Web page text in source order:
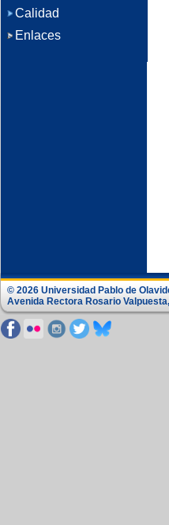
Calidad
Enlaces
© 2026 Universidad Pablo de
Avenida Rectora Rosario